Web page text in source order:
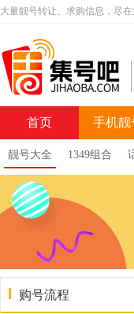
大量靓号转让、求购信息，尽在
首页 手机靓
靓号大全 1349组合
购号流程